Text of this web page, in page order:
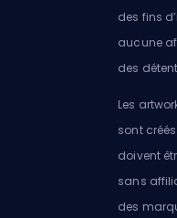
des fins
aucune
des
Les
sont
doivent
sans
des